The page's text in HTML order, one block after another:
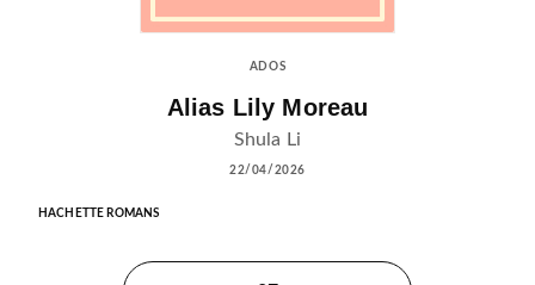
ADOS
Alias Lily Moreau
Shula Li
22/04/2026
HACHETTE ROMANS